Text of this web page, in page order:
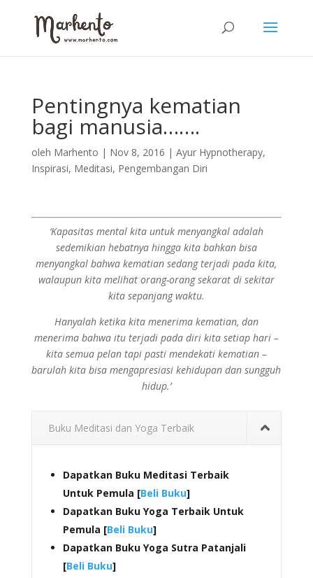
Pentingnya kematian
bagi manusia…….
oleh Marhento | Nov 8, 2016 | Ayur Hypnotherapy,
Inspirasi, Meditasi, Pengembangan Diri
‘Kapasitas mental kita untuk menyangkal adalah
sedemikian hebatnya hingga kita bahkan bisa
menyangkal bahwa kematian sedang terjadi pada kita,
walaupun kita melihat orang-orang sekarat di sekitar
kita sepanjang waktu.
Hanyalah ketika kita menerima kematian, dan
menerima bahwa itu terjadi pada diri kita setiap hari –
kita semua pelan tapi pasti mendekati kematian –
barulah kita bisa mengapresiasi kehidupan dan sungguh
hidup.’
Buku Meditasi dan Yoga Terbaik
Dapatkan Buku Meditasi Terbaik
Untuk Pemula [Beli Buku]
Dapatkan Buku Yoga Terbaik Untuk
Pemula [Beli Buku]
Dapatkan Buku Yoga Sutra Patanjali
[Beli Buku]